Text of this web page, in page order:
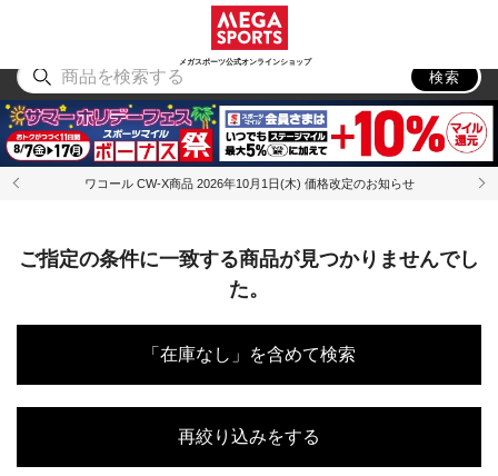
メガスポーツ公式オンラインショップ
アウトドア
検索
ワコール CW-X商品 2026年10月1日(木) 価格改定のお知らせ
ご指定の条件に一致する商品が見つかりませんでし
た。
「在庫なし」を含めて検索
再絞り込みをする